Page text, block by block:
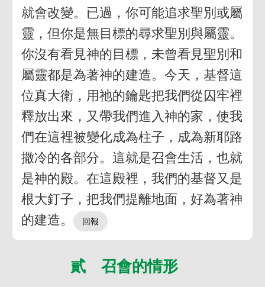
就會改變。已過，你可能追求聖別或屬
靈，但你是無目標的尋求聖別與屬靈。
你沒有看見神的目標，未曾看見聖別和
屬靈都是為著神的建造。今天，基督這
位真大衛，用祂的鑰匙把我們從囚牢裡
釋放出來，又帶我們進入神的家，使我
們在這裡被變化成為柱子，成為新耶路
撒冷的各部分。這就是召會生活，也就
是神的殿。在這殿裡，我們的基督又是
根大釘子，把我們提離地面，好為著神
的建造。
貳 召會的情形